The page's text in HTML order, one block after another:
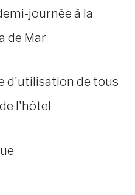
journée à la
de Mar
d'utilisation de tous
l'hôtel